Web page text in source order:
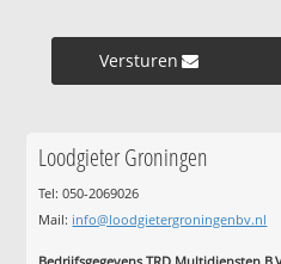
Versturen »
Loodgieter Groningen
Tel: 050-2069026
Mail: info@loodgietergroningenbv.nl